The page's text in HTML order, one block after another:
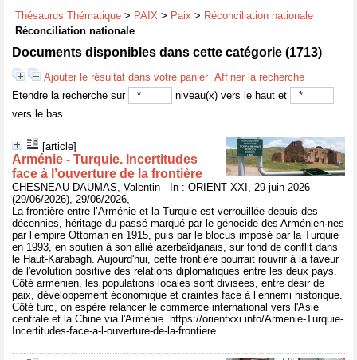
Thésaurus Thématique > PAIX > Paix > Réconciliation nationale
Réconciliation nationale
Documents disponibles dans cette catégorie (1713)
Ajouter le résultat dans votre panier Affiner la recherche
Etendre la recherche sur
niveau(x) vers le haut et
vers le bas
[article]
Arménie - Turquie. Incertitudes
face à l’ouverture de la frontière
CHESNEAU-DAUMAS, Valentin - In : ORIENT XXI, 29 juin 2026
(29/06/2026), 29/06/2026,
La frontière entre l’Arménie et la Turquie est verrouillée depuis des
décennies, héritage du passé marqué par le génocide des Arménien·nes
par l’empire Ottoman en 1915, puis par le blocus imposé par la Turquie
en 1993, en soutien à son allié azerbaïdjanais, sur fond de conflit dans
le Haut-Karabagh. Aujourd'hui, cette frontière pourrait rouvrir à la faveur
de l'évolution positive des relations diplomatiques entre les deux pays.
Côté arménien, les populations locales sont divisées, entre désir de
paix, développement économique et craintes face à l’ennemi historique.
Côté turc, on espère relancer le commerce international vers l'Asie
centrale et la Chine via l'Arménie. https://orientxxi.info/Armenie-Turquie-
Incertitudes-face-a-l-ouverture-de-la-frontiere